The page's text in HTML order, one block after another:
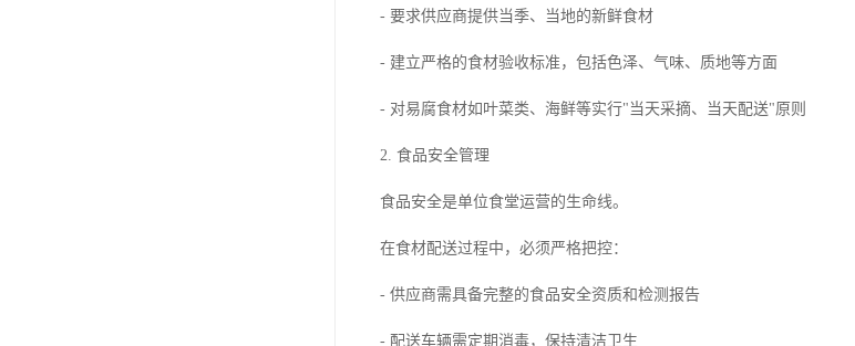
- 要求供应商提供当季、当地的新鲜食材
- 建立严格的食材验收标准，包括色泽、气味、质地等方面
- 对易腐食材如叶菜类、海鲜等实行"当天采摘、当天配送"原则
2. 食品安全管理
食品安全是单位食堂运营的生命线。
在食材配送过程中，必须严格把控：
- 供应商需具备完整的食品安全资质和检测报告
- 配送车辆需定期消毒，保持清洁卫生